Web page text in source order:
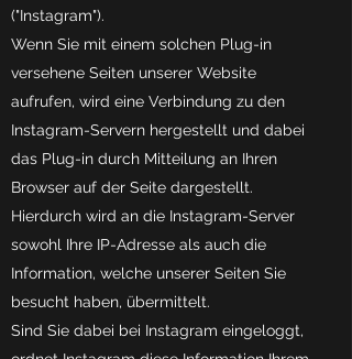
("Instagram").
Wenn Sie mit einem solchen Plug-in
versehene Seiten unserer Website
aufrufen, wird eine Verbindung zu den
Instagram-Servern hergestellt und dabei
das Plug-in durch Mitteilung an Ihren
Browser auf der Seite dargestellt.
Hierdurch wird an die Instagram-Server
sowohl Ihre IP-Adresse als auch die
Information, welche unserer Seiten Sie
besucht haben, übermittelt.
Sind Sie dabei bei Instagram eingeloggt,